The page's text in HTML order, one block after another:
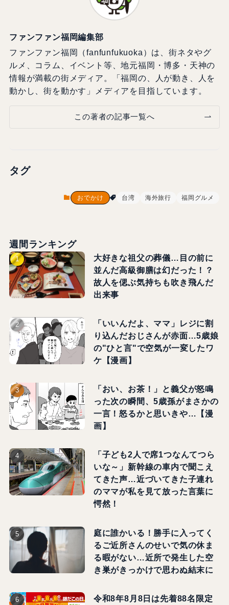
ファンファン福岡編集部
ファンファン福岡（fanfunfukuoka）は、街ネタやグ
ルメ、コラム、イベント等、地元福岡・博多・天神の
情報が満載の街メディア。「福岡の、人が動き、人を
動かし、街を動かす」メディアを目指しています。
この著者の記事一覧へ
タグ
おでかけ 台湾 海外旅行 福岡グルメ
週間ランキング
大好きな祖父の葬儀…目の前に
並んだ高級御膳は幻だった！？
故人を偲ぶ気持ちも吹き飛んだ
出来事
「いいんだよ、ママ」レジに割
り込んだおじさんが赤面…5歳娘
の"ひと言"で空気が一変したワ
ケ【漫画】
「おい、お茶！」と義父が怒鳴
った次の瞬間、5歳孫がまさかの
一言！怒るかと思いきや…【漫
画】
「子ども2人で席1つなんてつら
いな～」新幹線の車内で聞こえ
てきた声…近づいてきた子連れ
のママが私を見て放った言葉に
愕然！
庭に誰かいる！勝手に入ってく
るご近所さんのせいで気の休ま
る暇がない…近所で発生した空
き巣がきっかけで思わぬ結末に
令和8年8月8日は先着88名限定